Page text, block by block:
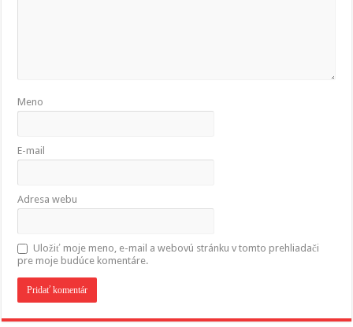
Meno
E-mail
Adresa webu
Uložiť moje meno, e-mail a webovú stránku v tomto prehliadači
pre moje budúce komentáre.